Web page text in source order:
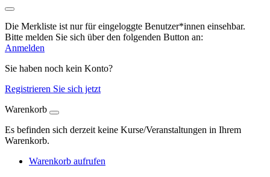
Die Merkliste ist nur für eingeloggte Benutzer*innen einsehbar.
Bitte melden Sie sich über den folgenden Button an:
Anmelden
Sie haben noch kein Konto?
Registrieren Sie sich jetzt
Warenkorb
Es befinden sich derzeit keine Kurse/Veranstaltungen in Ihrem
Warenkorb.
Warenkorb aufrufen